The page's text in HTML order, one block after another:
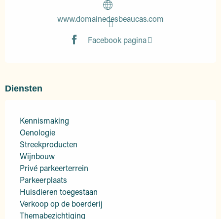
www.domainedesbeaucas.com
Facebook pagina
Diensten
Kennismaking
Oenologie
Streekproducten
Wijnbouw
Privé parkeerterrein
Parkeerplaats
Huisdieren toegestaan
Verkoop op de boerderij
Themabezichtiging